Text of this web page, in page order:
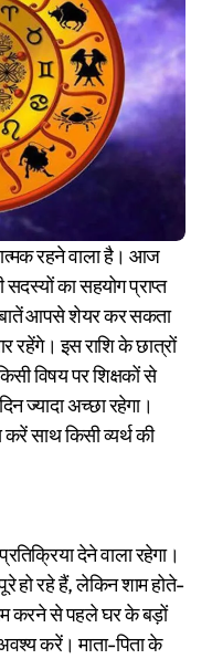
रहने वाला है। आज
का सहयोग प्राप्त
आपसे शेयर कर सकता
रहेंगे। इस राशि के छात्रों
विषय पर शिक्षकों से
ज्यादा अच्छा रहेगा।
साथ किसी व्यर्थ की
देने वाला रहेगा।
रहे हैं, लेकिन शाम होते-
करने से पहले घर के बड़ों
करें। माता-पिता के